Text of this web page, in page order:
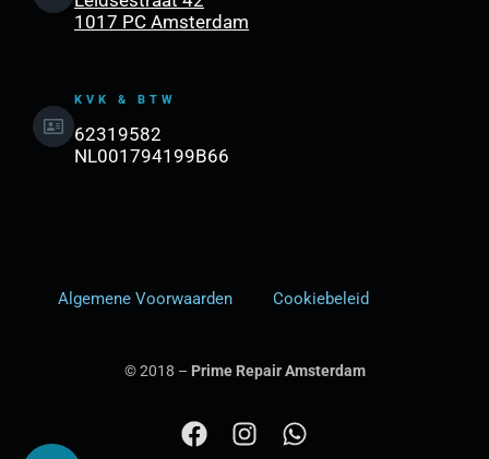
1017 PC Amsterdam
KVK & BTW
62319582
NL001794199B66
Algemene Voorwaarden Cookiebeleid
© 2018 – Prime Repair Amsterdam
F I W